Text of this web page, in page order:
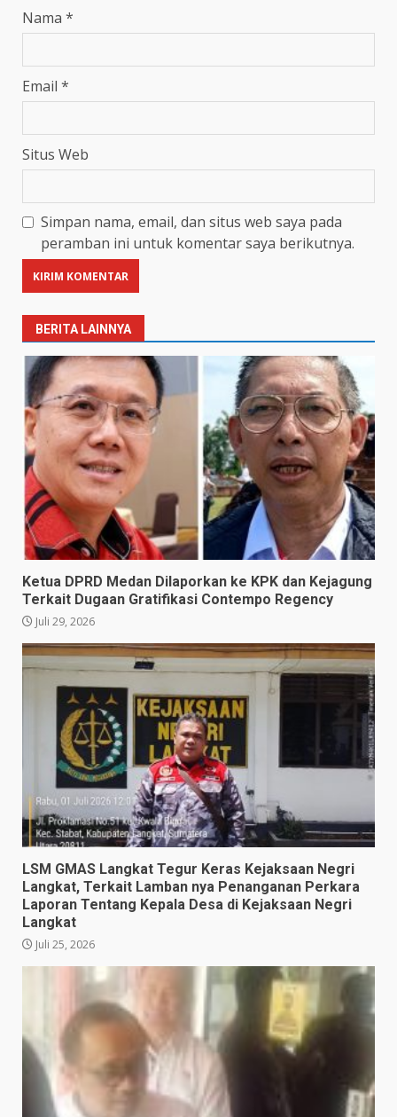
Nama *
Email *
Situs Web
Simpan nama, email, dan situs web saya pada
peramban ini untuk komentar saya berikutnya.
BERITA LAINNYA
Ketua DPRD Medan Dilaporkan ke KPK dan Kejagung
Terkait Dugaan Gratifikasi Contempo Regency
Juli 29, 2026
LSM GMAS Langkat Tegur Keras Kejaksaan Negri
Langkat, Terkait Lamban nya Penanganan Perkara
Laporan Tentang Kepala Desa di Kejaksaan Negri
Langkat
Juli 25, 2026